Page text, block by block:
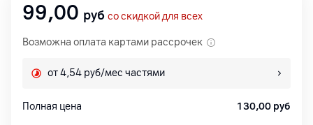
99,00 руб со скидкой для всех
Возможна оплата картами рассрочек
от 4,54 руб/мес частями
Полная цена 130,00 руб